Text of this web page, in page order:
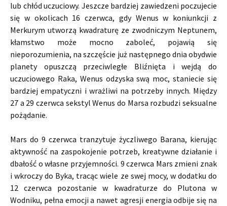
lub chłód uczuciowy. Jeszcze bardziej zawiedzeni poczujecie
się w okolicach 16 czerwca, gdy Wenus w koniunkcji z
Merkurym utworzą kwadraturę ze zwodniczym Neptunem,
kłamstwo może mocno zaboleć, pojawią się
nieporozumienia, na szczęście już następnego dnia obydwie
planety opuszczą przeciwległe Bliźnięta i wejdą do
uczuciowego Raka, Wenus odzyska swą moc, staniecie się
bardziej empatyczni i wrażliwi na potrzeby innych. Między
27 a 29 czerwca sekstyl Wenus do Marsa rozbudzi seksualne
pożądanie.
Mars do 9 czerwca tranzytuje życzliwego Barana, kierując
aktywność na zaspokojenie potrzeb, kreatywne działanie i
dbałość o własne przyjemności. 9 czerwca Mars zmieni znak
i wkroczy do Byka, tracąc wiele ze swej mocy, w dodatku do
12 czerwca pozostanie w kwadraturze do Plutona w
Wodniku, pełna emocji a nawet agresji energia odbije się na